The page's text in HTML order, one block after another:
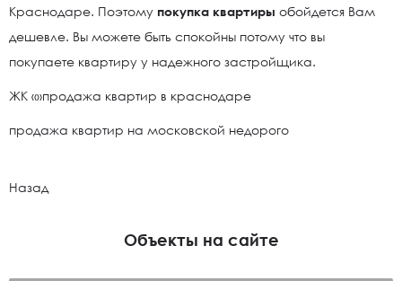
Краснодаре. Поэтому покупка квартиры обойдется Вам
дешевле. Вы можете быть спокойны потому что вы
покупаете квартиру у надежного застройщика.
ЖК «»продажа квартир в краснодаре
продажа квартир на московской недорого
Назад
Объекты на сайте